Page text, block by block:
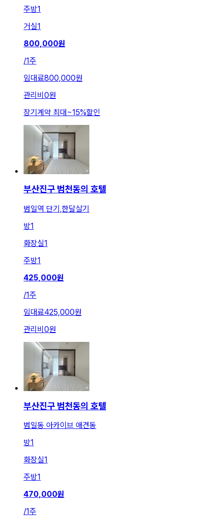
주방1
거실1
800,000원
/1주
임대료800,000원
관리비 0원
장기계약 최대 ~15%할인
부산진구 범천동의 호텔
범일역 단기,한달살기
방1
화장실1
주방1
425,000원
/1주
임대료425,000원
관리비 0원
부산진구 범천동의 호텔
범일동 아카이브 애견동
방1
화장실1
주방1
470,000원
/1주